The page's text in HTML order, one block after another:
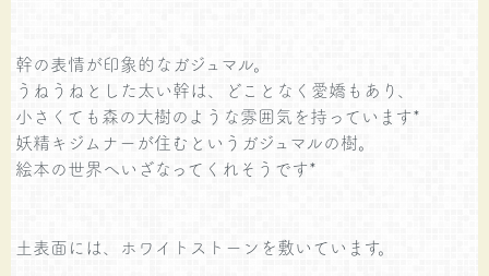
幹の表情が印象的なガジュマル。
うねうねとした太い幹は、どことなく愛嬌もあり、
小さくても森の大樹のような雰囲気を持っています*
妖精キジムナーが住むというガジュマルの樹。
絵本の世界へいざなってくれそうです*
土表面には、ホワイトストーンを敷いています。